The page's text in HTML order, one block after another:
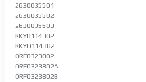
2630035501
2630035502
2630035503
KKY0114302
KKYO114302
ORF0323802
ORF0323802A
ORF0323802B